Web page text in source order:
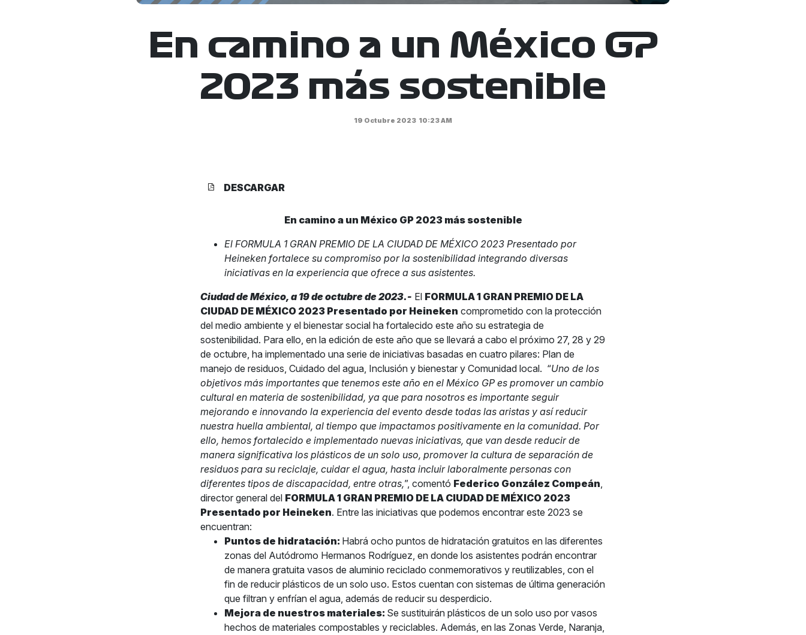
En camino a un México GP
2023 más sostenible
19 Octubre 2023 10:23 AM
DESCARGAR
En camino a un México GP 2023 más sostenible
El FORMULA 1 GRAN PREMIO DE LA CIUDAD DE MÉXICO 2023 Presentado por
Heineken fortalece su compromiso por la sostenibilidad integrando diversas
iniciativas en la experiencia que ofrece a sus asistentes.
Ciudad de México, a 19 de octubre de 2023.- El FORMULA 1 GRAN PREMIO DE LA
CIUDAD DE MÉXICO 2023 Presentado por Heineken comprometido con la protección
del medio ambiente y el bienestar social ha fortalecido este año su estrategia de
sostenibilidad. Para ello, en la edición de este año que se llevará a cabo el próximo 27, 28 y 29
de octubre, ha implementado una serie de iniciativas basadas en cuatro pilares: Plan de
manejo de residuos, Cuidado del agua, Inclusión y bienestar y Comunidad local. “Uno de los
objetivos más importantes que tenemos este año en el México GP es promover un cambio
cultural en materia de sostenibilidad, ya que para nosotros es importante seguir
mejorando e innovando la experiencia del evento desde todas las aristas y así reducir
nuestra huella ambiental, al tiempo que impactamos positivamente en la comunidad. Por
ello, hemos fortalecido e implementado nuevas iniciativas, que van desde reducir de
manera significativa los plásticos de un solo uso, promover la cultura de separación de
residuos para su reciclaje, cuidar el agua, hasta incluir laboralmente personas con
diferentes tipos de discapacidad, entre otras,”, comentó Federico González Compeán,
director general del FORMULA 1 GRAN PREMIO DE LA CIUDAD DE MÉXICO 2023
Presentado por Heineken. Entre las iniciativas que podemos encontrar este 2023 se
encuentran:
Puntos de hidratación: Habrá ocho puntos de hidratación gratuitos en las diferentes
zonas del Autódromo Hermanos Rodríguez, en donde los asistentes podrán encontrar
de manera gratuita vasos de aluminio reciclado conmemorativos y reutilizables, con el
fin de reducir plásticos de un solo uso. Estos cuentan con sistemas de última generación
que filtran y enfrían el agua, además de reducir su desperdicio.
Mejora de nuestros materiales: Se sustituirán plásticos de un solo uso por vasos
hechos de materiales compostables y reciclables. Además, en las Zonas Verde, Naranja,